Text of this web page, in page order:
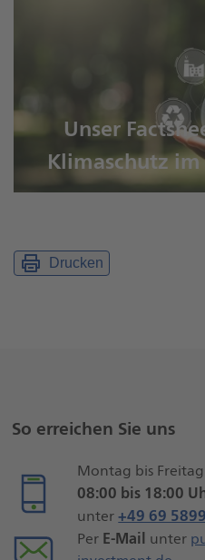
Unser
Klimaschutz
Drucken
So erreichen Sie uns
Montag bis
08:00 bis 18:00
unter +49 69
Per E-Mail unter